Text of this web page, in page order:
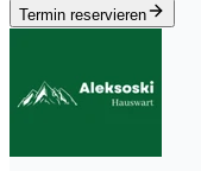
Termin reservieren